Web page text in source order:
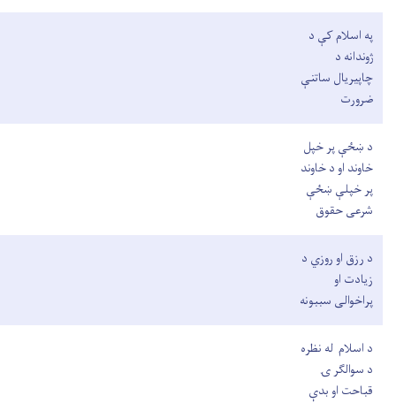
په اسلام کې د
ژوندانه د
چاپیریال ساتنې
ضرورت
د ښځې پر خپل
خاوند او د خاوند
پر خپلې ښځې
شرعی حقوق
د رزق او روزي د
زیادت او
پراخوالی سببونه
د اسلام له نظره
د سوالګر ۍ
قباحت او بدې